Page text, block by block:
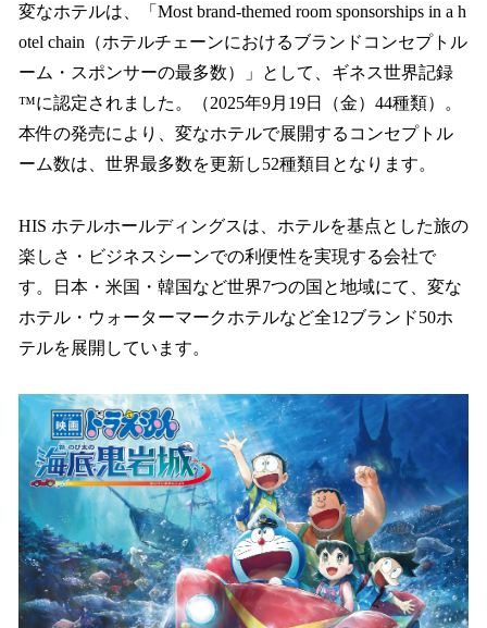
変なホテルは、「Most brand-themed room sponsorships in a h
otel chain（ホテルチェーンにおけるブランドコンセプトル
ーム・スポンサーの最多数）」として、ギネス世界記録
™に認定されました。（2025年9月19日（金）44種類）。
本件の発売により、変なホテルで展開するコンセプトル
ーム数は、世界最多数を更新し52種類目となります。
HIS ホテルホールディングスは、ホテルを基点とした旅の
楽しさ・ビジネスシーンでの利便性を実現する会社で
す。日本・米国・韓国など世界7つの国と地域にて、変な
ホテル・ウォーターマークホテルなど全12ブランド50ホ
テルを展開しています。